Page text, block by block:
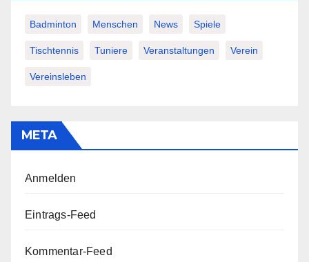
Badminton Menschen News Spiele
Tischtennis Tuniere Veranstaltungen Verein
Vereinsleben
META
Anmelden
Eintrags-Feed
Kommentar-Feed